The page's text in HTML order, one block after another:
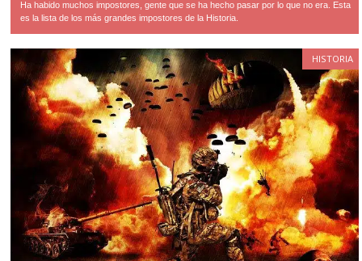
Ha habido muchos impostores, gente que se ha hecho pasar por lo que no era. Esta
es la lista de los más grandes impostores de la Historia.
HISTORIA